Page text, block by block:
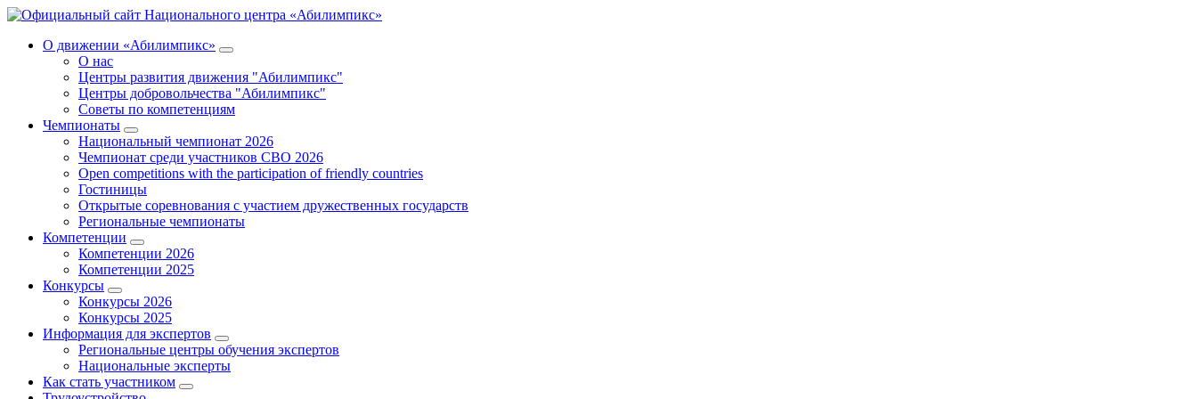
О движении «Абилимпикс»
О нас
Центры развития движения "Абилимпикс"
Центры добровольчества "Абилимпикс"
Советы по компетенциям
Чемпионаты
Национальный чемпионат 2026
Чемпионат среди участников СВО 2026
Open competitions with the participation of friendly countries
Гостиницы
Открытые соревнования с участием дружественных государств
Региональные чемпионаты
Компетенции
Компетенции 2026
Компетенции 2025
Конкурсы
Конкурсы 2026
Конкурсы 2025
Информация для экспертов
Региональные центры обучения экспертов
Национальные эксперты
Как стать участником